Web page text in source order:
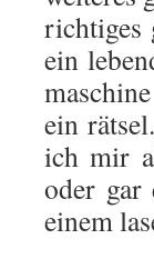
richtiges
ein
ein
ich mir
oder gar
einem